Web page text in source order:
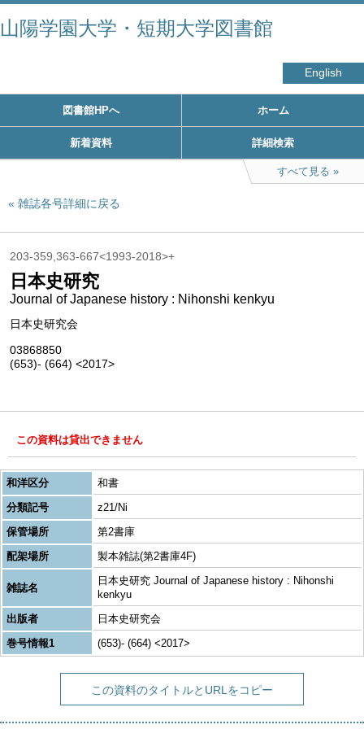
山陽学園大学・短期大学図書館
English
図書館HPへ ホーム
新着資料 詳細検索
すべて見る
雑誌各号詳細に戻る
203-359,363-667<1993-2018>+
日本史研究
Journal of Japanese history : Nihonshi kenkyu
日本史研究会
03868850
(653)- (664) <2017>
この資料は貸出できません
和洋区分
和書
分類記号
z21/Ni
保管場所
第2書庫
配架場所
製本雑誌(第2書庫4F)
雑誌名
日本史研究 Journal of Japanese history : Nihonshi
kenkyu
出版者
日本史研究会
巻号情報1
(653)- (664) <2017>
この資料のタイトルとURLをコピー